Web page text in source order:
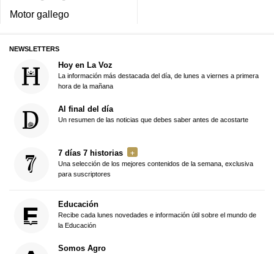
Motor gallego
NEWSLETTERS
Hoy en La Voz
La información más destacada del día, de lunes a viernes a primera
hora de la mañana
Al final del día
Un resumen de las noticias que debes saber antes de acostarte
7 días 7 historias
Una selección de los mejores contenidos de la semana, exclusiva
para suscriptores
Educación
Recibe cada lunes novedades e información útil sobre el mundo de
la Educación
Somos Agro